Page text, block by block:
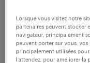
intérim
13,50 € par
Lorsque vous visitez notre
partenaires peuvent stocker
navigateur, principalement
peuvent porter sur vous,
principalement utilisées
l’attendez, pour améliorer